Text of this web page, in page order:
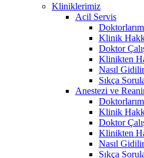
Kliniklerimiz
Acil Servis
Klinik
Doktor
Klinikten
Nasıl
Sıkça
Anestezi ve
Klinik
Doktor
Klinikten
Nasıl
Sıkça